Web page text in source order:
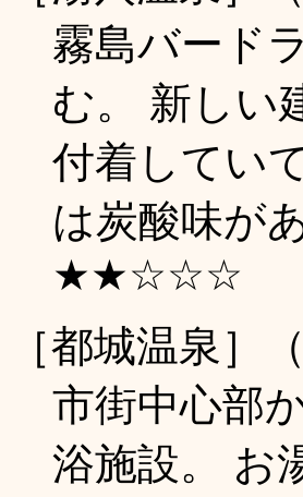
霧島バード
む。 新しい
付着してい
は炭酸味が
★★☆☆☆
［都城温泉］
市街中心部
浴施設。 お